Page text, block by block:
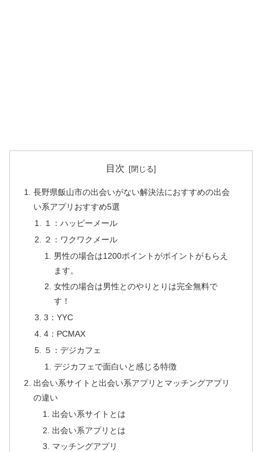
目次
長野県飯山市の出会いがない解決法におすすめの出会
い系アプリおすすめ5選
１：ハッピーメール
２：ワクワクメール
男性の場合は1200ポイントがポイントがもらえ
ます。
女性の場合は男性とのやりとりは完全無料で
す！
3：YYC
4：PCMAX
５：デジカフェ
デジカフェで面白いと感じる特徴
出会い系サイトと出会い系アプリとマッチングアプリ
の違い
出会い系サイトとは
出会い系アプリとは
マッチングアプリ